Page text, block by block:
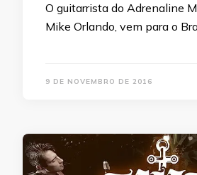
O guitarrista do Adrenaline
Mike Orlando, vem para o
9 DE NOVEMBRO DE 2016